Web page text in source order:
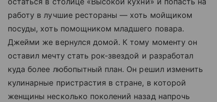
работу в лучшие рестораны — хоть мойщиком
посуды, хоть помощником младшего повара.
Джейми же вернулся домой. К тому моменту он
оставил мечту стать рок-звездой и разработал
куда более любопытный план. Он решил изменить
кулинарные пристрастия в стране, в которой
женщины несколько поколений назад напрочь